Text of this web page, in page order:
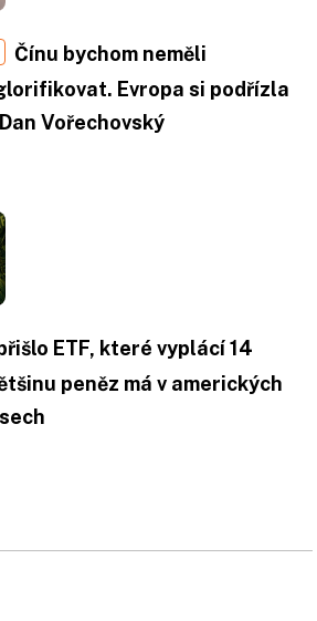
Čínu bychom neměli
Evropa si podřízla
Vořechovský
ETF, které vyplácí 14
peněz má v amerických